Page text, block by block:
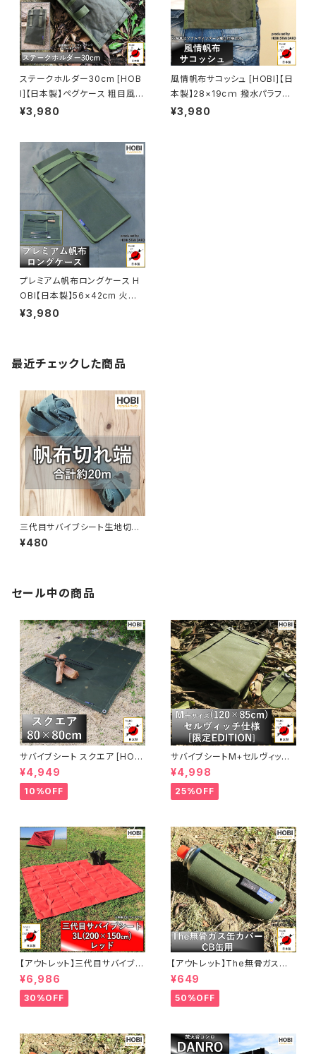
ステークホルダー30cm [HOB
I]【日本製】ペグケース 粗目風情
仕上げ帆布 撥水パラフィン加工
傘 アウトドア キャンプ レジャー
ホビ [MADE IN JAPAN]
¥3,980
風情帆布サコッシュ [HOBI]【日
本製】28×19cｍ 撥水パラフィ
ン加工 [無骨でタフ] ショルダー
¥3,980
プレミアム帆布ロングケース H
OBI【日本製】56×42cm 火ば
さみ トング ペグケース 強力防
[アウトレット品] [MADE IN JA
¥3,980
最近チェックした商品
三代目サバイブシート生地切れ
端(合計約20m) HOBI ブラック
オリーブ※不揃い切れ端のみの
¥480
セール中の商品
サバイブシート スクエア [HOB
I]【日本製】グランドシートソロ
プレミアム帆布 強力防水パラフ
ィン加工 [無骨でタフ] 車載 ラゲ
ッジマット 頑丈ハトメ 厚手 マル
軍幕 ホビ オリーブドラブ【MAD
E IN JAPAN】
¥4,949
10%OFF
サバイブシートM+セルヴィッチ
仕様【公式限定EDITION】 [HO
BI]【日本製】グランドシートソロ
プレミアム帆布 強力防水パラフ
ィン加工 [無骨でタフ] 頑丈ハト
ト アウトドア キャンプ レジャー
軍幕 ホビ オリーブドラブ【MAD
E IN JAPAN】
¥4,998
25%OFF
【アウトレット】三代目サバイブシ
ート3L レッド (interestカラー
シリーズ) [HOBI]【日本製】極軽
上質帆布 グランドシート 撥水パ
ラフィン加工 [無骨でタフ] 軽量
海 ビーチ おしゃれ 赤 [MADE I
N JAPAN]
¥6,986
30%OFF
【アウトレット】The無骨ガス缶
カバー CB缶 カバー [HOBI]【日
本製】プレミアム帆布ナロー [無
骨でタフ] キャンプ ホビ オリー
ブドラブ [MADE IN JAPAN]
¥649
50%OFF